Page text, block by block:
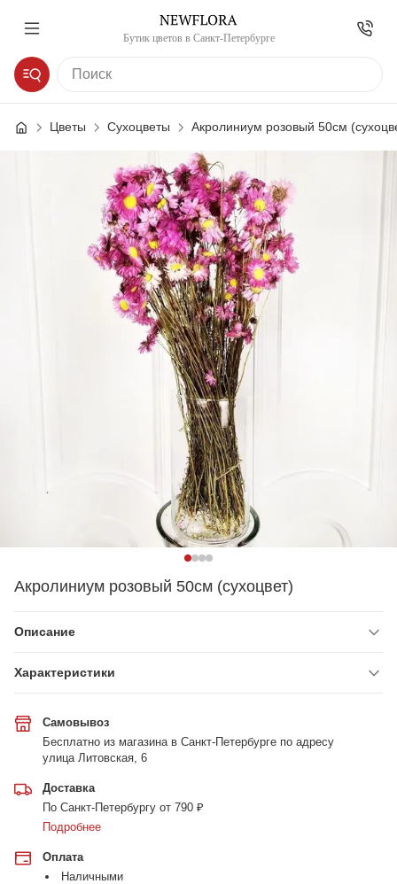
Бутик цветов в Санкт-Петербурге
Цветы Сухоцветы Акролиниум розовый 50см
Акролиниум розовый 50см (сухоцвет)
Описание
Характеристики
Самовывоз
Бесплатно из магазина в Санкт-Петербурге по адресу
улица Литовская, 6
Доставка
По Санкт-Петербургу от 790 ₽
Подробнее
Оплата
Наличными